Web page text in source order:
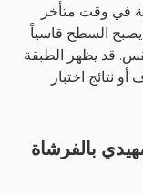
في وقت متأخر
يصبح السطح قاسياً
قد يظهر الطبقة
نتائج اختبار
بالفرشاة